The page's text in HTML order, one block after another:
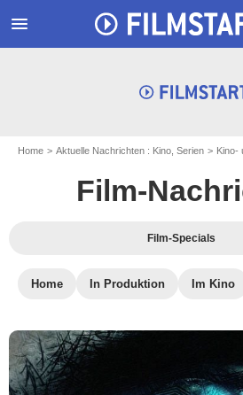
menu
Home Aktuelle Nachrichten : Kino, Serien Kino-
Film-
Film-Specials
Home In Produktion Im Kino